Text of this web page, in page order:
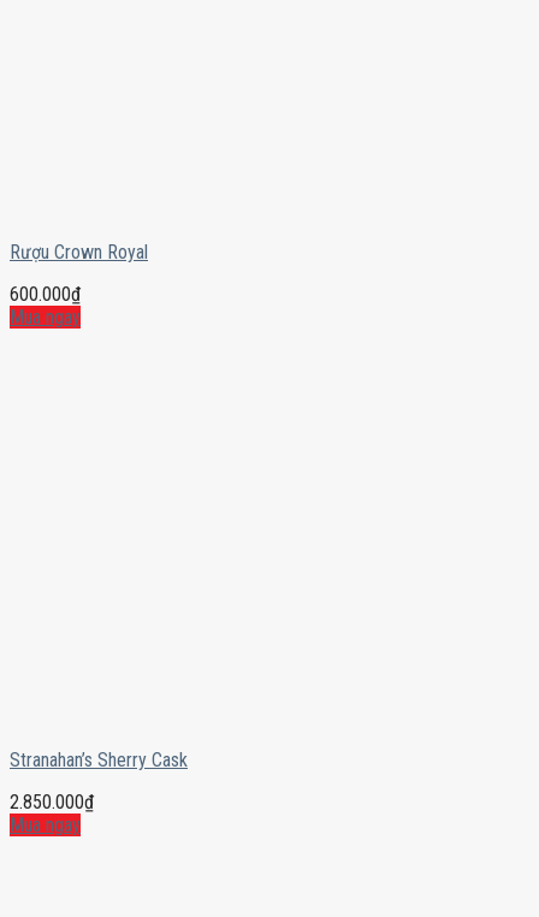
Rượu Crown Royal
600.000₫
Mua ngay
Stranahan’s Sherry Cask
2.850.000₫
Mua ngay